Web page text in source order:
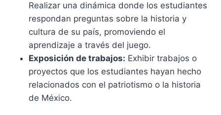
Realizar una dinámica donde los estudiantes
respondan preguntas sobre la historia y
cultura de su país, promoviendo el
aprendizaje a través del juego.
Exposición de trabajos: Exhibir trabajos o
proyectos que los estudiantes hayan hecho
relacionados con el patriotismo o la historia
de México.